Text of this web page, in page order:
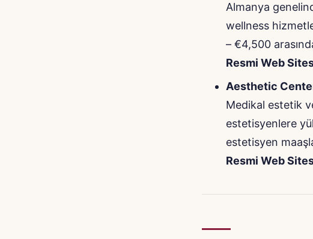
Almanya
wellness
– €4,500
Resmi Web
Aesthetic
Medikal estetik
estetisyenlere
estetisyen
Resmi Web